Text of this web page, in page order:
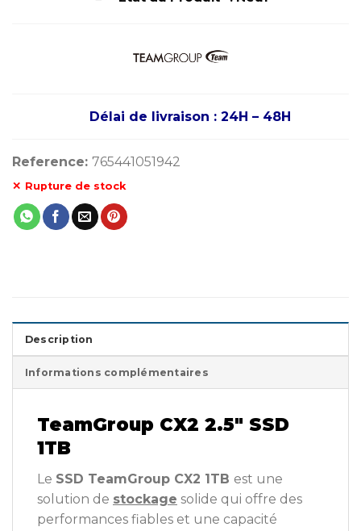
Délai de livraison : 24H – 48H
Reference: 765441051942
Rupture de stock
Description
Informations complémentaires
TeamGroup CX2 2.5″ SSD
1TB
Le SSD TeamGroup CX2 1TB est une
solution de stockage solide qui offre des
performances fiables et une capacité